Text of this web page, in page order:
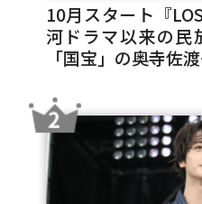
10月スタート『
河ドラマ以来の民
「国宝」の奥寺佐